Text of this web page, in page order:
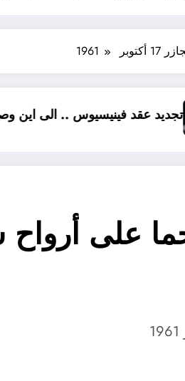
.. الى اين وصلت المفاوضات ؟